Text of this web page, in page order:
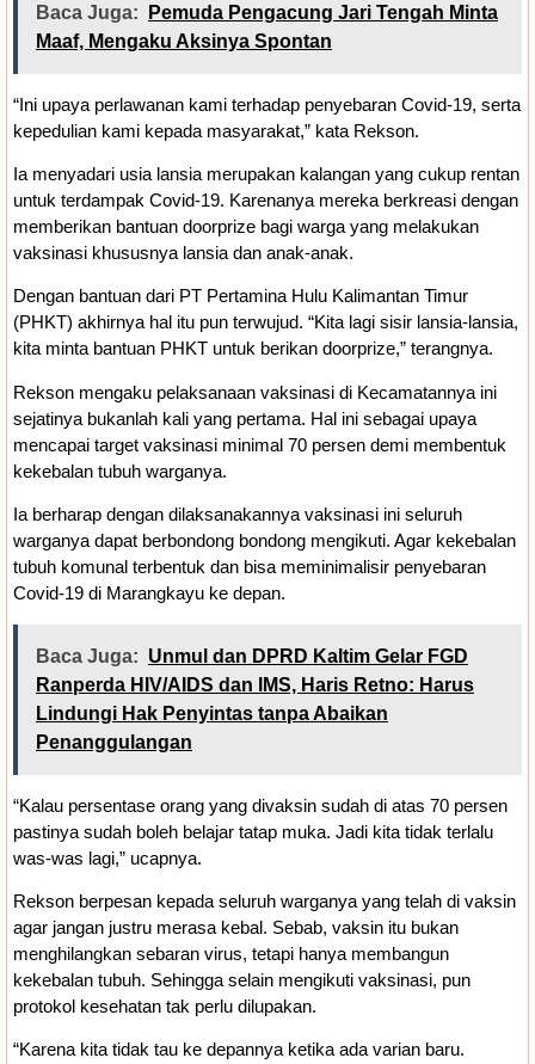
Baca Juga:
Pemuda Pengacung Jari Tengah Minta
Maaf, Mengaku Aksinya Spontan
“Ini upaya perlawanan kami terhadap penyebaran Covid-19, serta
kepedulian kami kepada masyarakat,” kata Rekson.
Ia menyadari usia lansia merupakan kalangan yang cukup rentan
untuk terdampak Covid-19. Karenanya mereka berkreasi dengan
memberikan bantuan doorprize bagi warga yang melakukan
vaksinasi khususnya lansia dan anak-anak.
Dengan bantuan dari PT Pertamina Hulu Kalimantan Timur
(PHKT) akhirnya hal itu pun terwujud. “Kita lagi sisir lansia-lansia,
kita minta bantuan PHKT untuk berikan doorprize,” terangnya.
Rekson mengaku pelaksanaan vaksinasi di Kecamatannya ini
sejatinya bukanlah kali yang pertama. Hal ini sebagai upaya
mencapai target vaksinasi minimal 70 persen demi membentuk
kekebalan tubuh warganya.
Ia berharap dengan dilaksanakannya vaksinasi ini seluruh
warganya dapat berbondong bondong mengikuti. Agar kekebalan
tubuh komunal terbentuk dan bisa meminimalisir penyebaran
Covid-19 di Marangkayu ke depan.
Baca Juga: Unmul dan DPRD Kaltim Gelar FGD
Ranperda HIV/AIDS dan IMS, Haris Retno: Harus
Lindungi Hak Penyintas tanpa Abaikan
Penanggulangan
“Kalau persentase orang yang divaksin sudah di atas 70 persen
pastinya sudah boleh belajar tatap muka. Jadi kita tidak terlalu
was-was lagi,” ucapnya.
Rekson berpesan kepada seluruh warganya yang telah di vaksin
agar jangan justru merasa kebal. Sebab, vaksin itu bukan
menghilangkan sebaran virus, tetapi hanya membangun
kekebalan tubuh. Sehingga selain mengikuti vaksinasi, pun
protokol kesehatan tak perlu dilupakan.
“Karena kita tidak tau ke depannya ketika ada varian baru.